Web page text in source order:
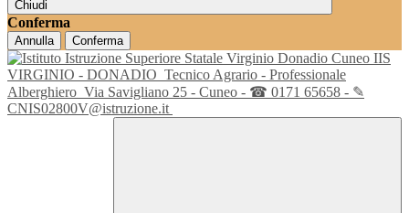
Chiudi
Conferma
Annulla Conferma
IIS
VIRGINIO - DONADIO Tecnico Agrario - Professionale
Alberghiero Via Savigliano 25 - Cuneo - ☎ 0171 65658 - ✎
CNIS02800V@istruzione.it